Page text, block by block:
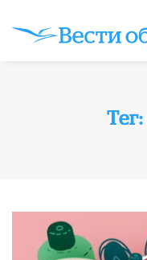
Тег: